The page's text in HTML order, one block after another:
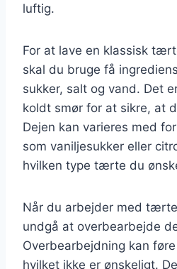
luftig.
For at lave en klassisk
skal du bruge få
sukker, salt og vand. Det
koldt smør for at sikre, at
Dejen kan varieres med
som vaniljesukker eller
hvilken type tærte du
Når du arbejder med
undgå at overbearbejde
Overbearbejdning kan
hvilket ikke er ønskeligt.